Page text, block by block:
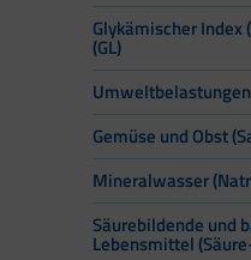
Glykämischer Index
(GL)
Umweltbelastungen
Gemüse und Obst
Mineralwasser
Säurebildende und
Lebensmittel